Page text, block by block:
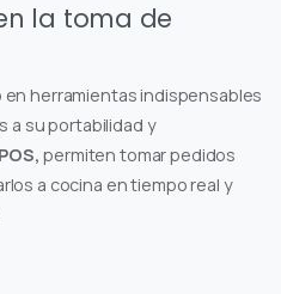
la toma de
herramientas indispensables
a su portabilidad y
permiten tomar pedidos
a cocina en tiempo real y